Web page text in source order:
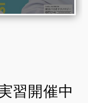
習開催中